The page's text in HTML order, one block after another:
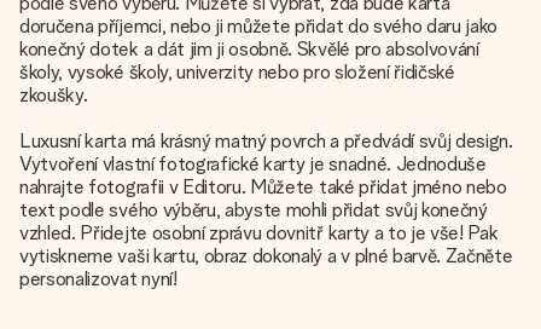
doručena příjemci, nebo ji můžete přidat do svého daru jako
konečný dotek a dát jim ji osobně. Skvělé pro absolvování
školy, vysoké školy, univerzity nebo pro složení řidičské
zkoušky.
Luxusní karta má krásný matný povrch a předvádí svůj design.
Vytvoření vlastní fotografické karty je snadné. Jednoduše
nahrajte fotografii v Editoru. Můžete také přidat jméno nebo
text podle svého výběru, abyste mohli přidat svůj konečný
vzhled. Přidejte osobní zprávu dovnitř karty a to je vše! Pak
vytiskneme vaši kartu, obraz dokonalý a v plné barvě. Začněte
personalizovat nyní!